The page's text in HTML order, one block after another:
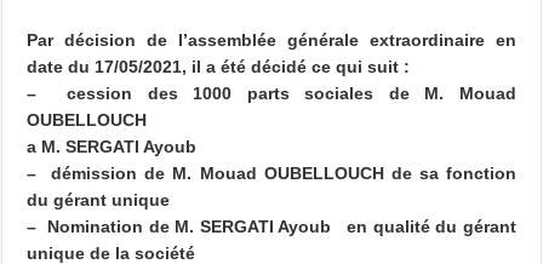
Par décision de l’assemblée générale extraordinaire en
date du 17/05/2021, il a été décidé ce qui suit :
– cession des 1000 parts sociales de M. Mouad
OUBELLOUCH
a M. SERGATI Ayoub
– démission de M. Mouad OUBELLOUCH de sa fonction
du gérant unique
– Nomination de M. SERGATI Ayoub en qualité du gérant
unique de la société